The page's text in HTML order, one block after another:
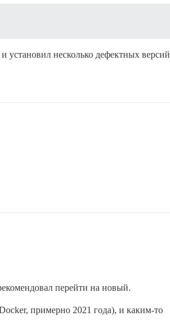
установил несколько дефектных версий
перейти на новый.
примерно 2021 года), и каким-то